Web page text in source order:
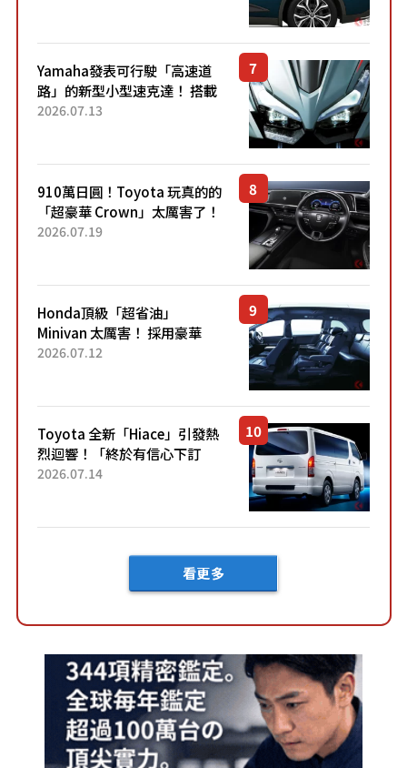
Yamaha發表可行駛「高速道
路」的新型小型速克達！ 搭載
能享受超強勁「渦輪感」的動
2026.07.13
910萬日圓！Toyota 玩真的的
「超豪華 Crown」太厲害了！
採用由「匠人技藝」打造的
2026.07.19
Honda頂級「超省油」
Minivan 太厲害！ 採用豪華
「真皮座椅」與專屬「黑色內
「三...
2026.07.12
Toyota 全新「Hiace」引發熱
烈迴響！「終於有信心下訂
了！」「哪個等級交車最
車？...
2026.07.14
看更多